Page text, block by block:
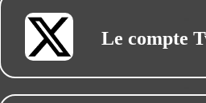
Le compte